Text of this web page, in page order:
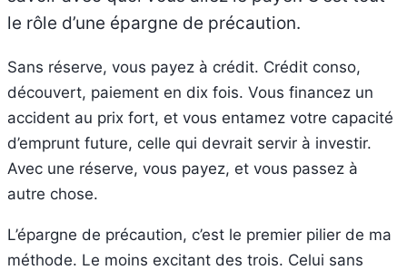
le rôle d’une épargne de précaution.
Sans réserve, vous payez à crédit. Crédit conso,
découvert, paiement en dix fois. Vous financez un
accident au prix fort, et vous entamez votre capacité
d’emprunt future, celle qui devrait servir à investir.
Avec une réserve, vous payez, et vous passez à
autre chose.
L’épargne de précaution, c’est le premier pilier de ma
méthode. Le moins excitant des trois. Celui sans